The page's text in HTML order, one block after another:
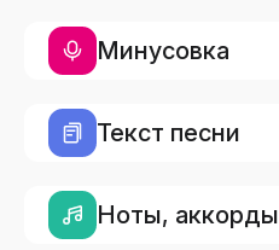
Минусовка
Текст песни
Ноты, аккорды